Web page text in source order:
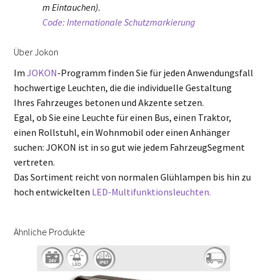
m Eintauchen).
Code: Internationale Schutzmarkierung
Über Jokon
Im JOKON-Programm finden Sie für jeden Anwendungsfall
hochwertige Leuchten, die die individuelle Gestaltung
Ihres Fahrzeuges betonen und Akzente setzen.
Egal, ob Sie eine Leuchte für einen Bus, einen Traktor,
einen Rollstuhl, ein Wohnmobil oder einen Anhänger
suchen: JOKON ist in so gut wie jedem FahrzeugSegment
vertreten.
Das Sortiment reicht von normalen Glühlampen bis hin zu
hoch entwickelten LED-Multifunktionsleuchten.
Ähnliche Produkte